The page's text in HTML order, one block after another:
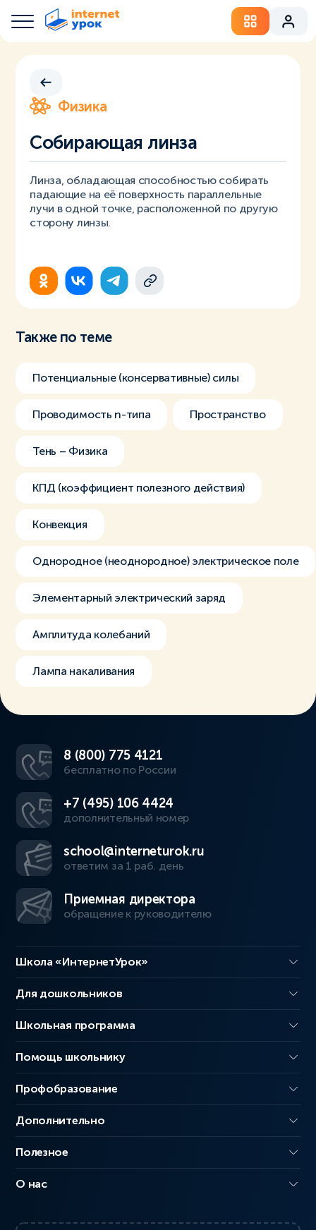
Физика
Собирающая линза
Линза, обладающая способностью собирать
падающие на её поверхность параллельные
лучи в одной точке, расположенной по другую
сторону линзы.
Также по теме
Потенциальные (консервативные) силы
Проводимость n-типа Пространство
Тень – Физика
КПД (коэффициент полезного действия)
Конвекция
Однородное (неоднородное) электрическое поле
Элементарный электрический заряд
Амплитуда колебаний
Лампа накаливания
8 (800) 775 4121
бесплатно по России
+7 (495) 106 4424
дополнительный номер
school@interneturok.ru
ответим за 1 раб. день
Приемная директора
обращение к руководителю
Школа «ИнтернетУрок»
Для дошкольников
Школьная программа
Помощь школьнику
Профобразование
Дополнительно
Полезное
О нас